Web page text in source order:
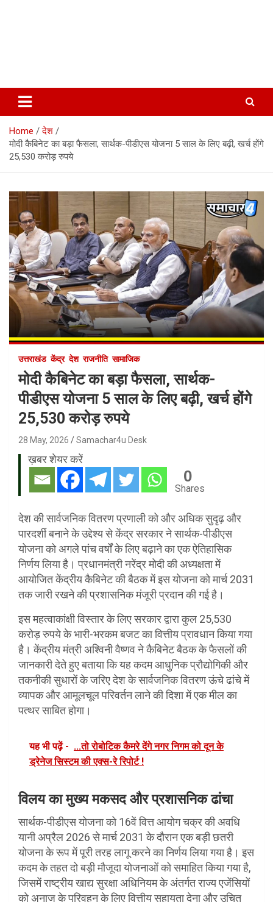
Home
देश
मोदी कैबिनेट का बड़ा फैसला, सार्थक-पीडीएस योजना 5 साल के लिए बढ़ी, खर्च होंगे
25,530 करोड़ रुपये
उत्तराखंड केंद्र देश राजनीति सामाजिक
मोदी कैबिनेट का बड़ा फैसला, सार्थक-
पीडीएस योजना 5 साल के लिए बढ़ी, खर्च होंगे
25,530 करोड़ रुपये
28 May, 2026 Samachar4u Desk
ख़बर शेयर करें
0
Shares
देश की सार्वजनिक वितरण प्रणाली को और अधिक सुदृढ़ और
पारदर्शी बनाने के उद्देश्य से केंद्र सरकार ने सार्थक-पीडीएस
योजना को अगले पांच वर्षों के लिए बढ़ाने का एक ऐतिहासिक
निर्णय लिया है। प्रधानमंत्री नरेंद्र मोदी की अध्यक्षता में
आयोजित केंद्रीय कैबिनेट की बैठक में इस योजना को मार्च 2031
तक जारी रखने की प्रशासनिक मंजूरी प्रदान की गई है।
इस महत्वाकांक्षी विस्तार के लिए सरकार द्वारा कुल 25,530
करोड़ रुपये के भारी-भरकम बजट का वित्तीय प्रावधान किया गया
है। केंद्रीय मंत्री अश्विनी वैष्णव ने कैबिनेट बैठक के फैसलों की
जानकारी देते हुए बताया कि यह कदम आधुनिक प्रौद्योगिकी और
तकनीकी सुधारों के जरिए देश के सार्वजनिक वितरण ऊंचे ढांचे में
व्यापक और आमूलचूल परिवर्तन लाने की दिशा में एक मील का
पत्थर साबित होगा।
यह भी पढ़ें - ...तो रोबोटिक कैमरे देंगे नगर निगम को दून के
ड्रेनेज सिस्टम की एक्स-रे रिपोर्ट !
विलय का मुख्य मकसद और प्रशासनिक ढांचा
सार्थक-पीडीएस योजना को 16वें वित्त आयोग चक्र की अवधि
यानी अप्रैल 2026 से मार्च 2031 के दौरान एक बड़ी छतरी
योजना के रूप में पूरी तरह लागू करने का निर्णय लिया गया है। इस
कदम के तहत दो बड़ी मौजूदा योजनाओं को समाहित किया गया है,
जिसमें राष्ट्रीय खाद्य सुरक्षा अधिनियम के अंतर्गत राज्य एजेंसियों
को अनाज के परिवहन के लिए वित्तीय सहायता देना और उचित